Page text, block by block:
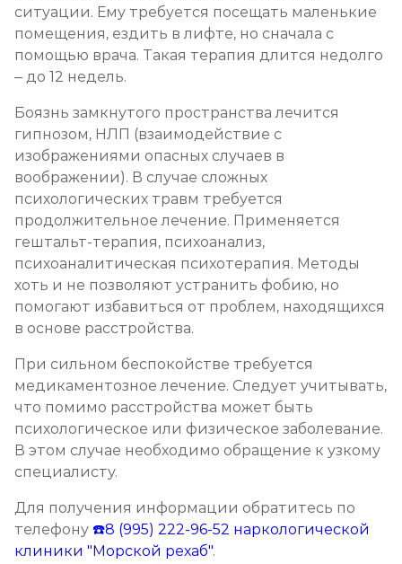
ситуации. Ему требуется посещать маленькие
помещения, ездить в лифте, но сначала с
помощью врача. Такая терапия длится недолго
– до 12 недель.
Боязнь замкнутого пространства лечится
гипнозом, НЛП (взаимодействие с
изображениями опасных случаев в
воображении). В случае сложных
психологических травм требуется
продолжительное лечение. Применяется
гештальт-терапия, психоанализ,
психоаналитическая психотерапия. Методы
хоть и не позволяют устранить фобию, но
помогают избавиться от проблем, находящихся
в основе расстройства.
При сильном беспокойстве требуется
медикаментозное лечение. Следует учитывать,
что помимо расстройства может быть
психологическое или физическое заболевание.
В этом случае необходимо обращение к узкому
специалисту.
Для получения информации обратитесь по
телефону ☎️8 (995) 222-96-52 наркологической
клиники "Морской рехаб".